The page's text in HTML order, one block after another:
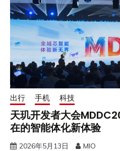
出行 手机 科技
天玑开发者大会
在的智能体化新体验
2026年5月13日 MIO